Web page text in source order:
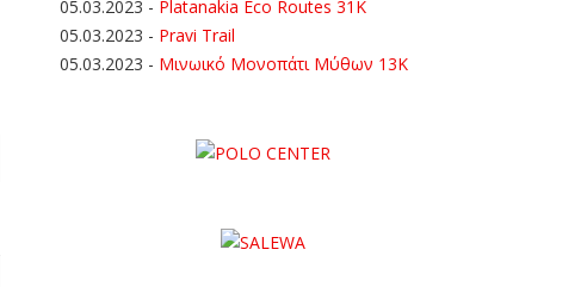
05.03.2023 - Platanakia Eco Routes 31K
05.03.2023 - Pravi Trail
05.03.2023 - Μινωικό Μονοπάτι Μύθων 13Κ